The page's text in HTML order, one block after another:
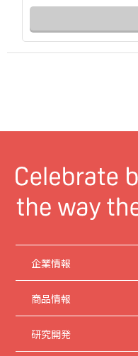
企業情報
商品情報
研究開発